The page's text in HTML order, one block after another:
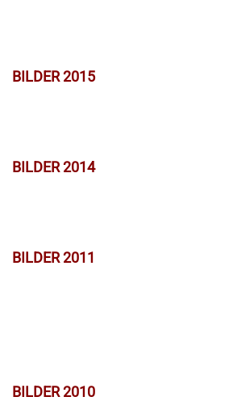
BILDER 2015
BILDER 2014
BILDER 2011
BILDER 2010